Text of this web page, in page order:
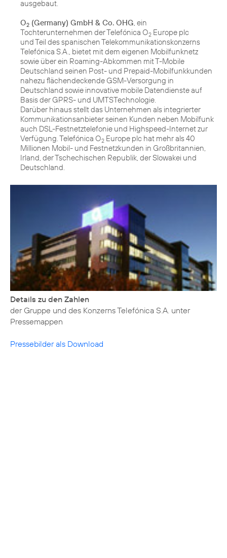
ausgebaut.
O2 (Germany) GmbH & Co. OHG, ein
Tochterunternehmen der Telefónica O2 Europe plc
und Teil des spanischen Telekommunikationskonzerns
Telefónica S.A., bietet mit dem eigenen Mobilfunknetz
sowie über ein Roaming-Abkommen mit T-Mobile
Deutschland seinen Post- und Prepaid-Mobilfunkkunden
nahezu flächendeckende GSM-Versorgung in
Deutschland sowie innovative mobile Datendienste auf
Basis der GPRS- und UMTSTechnologie.
Darüber hinaus stellt das Unternehmen als integrierter
Kommunikationsanbieter seinen Kunden neben Mobilfunk
auch DSL-Festnetztelefonie und Highspeed-Internet zur
Verfügung. Telefónica O2 Europe plc hat mehr als 40
Millionen Mobil- und Festnetzkunden in Großbritannien,
Irland, der Tschechischen Republik, der Slowakei und
Deutschland.
Details zu den Zahlen
der Gruppe und des Konzerns Telefónica S.A. unter
Pressemappen
Pressebilder als Download